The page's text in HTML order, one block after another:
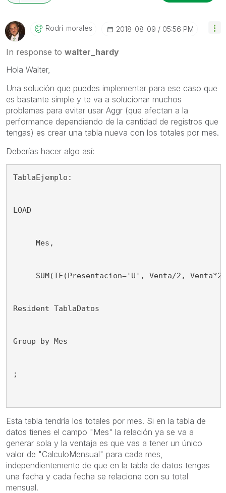
Rodri_morales ‎2018-08-09 05:56 PM
In response to walter_hardy
Hola Walter,
Una solución que puedes implementar para ese caso que
es bastante simple y te va a solucionar muchos
problemas para evitar usar Aggr (que afectan a la
performance dependiendo de la cantidad de registros que
tengas) es crear una tabla nueva con los totales por mes.
Deberías hacer algo así:
TablaEjemplo:
LOAD
Mes,
SUM(IF(Presentacion='U', Venta/2, Venta*2))
Resident TablaDatos
Group by Mes
;
Esta tabla tendría los totales por mes. Si en la tabla de
datos tienes el campo "Mes" la relación ya se va a
generar sola y la ventaja es que vas a tener un único
valor de "CalculoMensual" para cada mes,
independientemente de que en la tabla de datos tengas
una fecha y cada fecha se relacione con su total
mensual.